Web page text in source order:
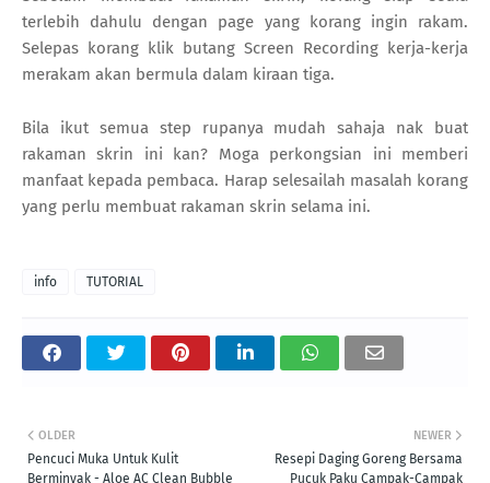
terlebih dahulu dengan page yang korang ingin rakam.
Selepas korang klik butang Screen Recording kerja-kerja
merakam akan bermula dalam kiraan tiga.
Bila ikut semua step rupanya mudah sahaja nak buat
rakaman skrin ini kan? Moga perkongsian ini memberi
manfaat kepada pembaca. Harap selesailah masalah korang
yang perlu membuat rakaman skrin selama ini.
info TUTORIAL
NEWER
Resepi Daging Goreng Bersama
Pucuk Paku Campak-Campak
OLDER
Pencuci Muka Untuk Kulit
Berminyak - Aloe AC Clean Bubble